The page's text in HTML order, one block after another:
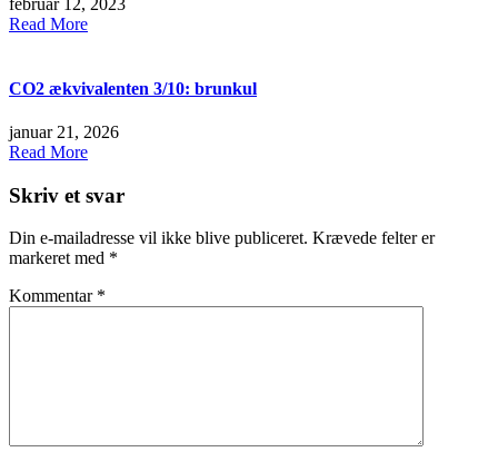
februar 12, 2023
Read More
CO2 ækvivalenten 3/10: brunkul
januar 21, 2026
Read More
Skriv et svar
Din e-mailadresse vil ikke blive publiceret. Krævede felter er
markeret med *
Kommentar *